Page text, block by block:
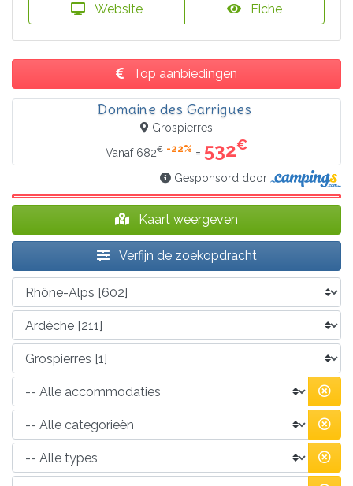
Website Fiche
Top aanbiedingen
Domaine des Garrigues
Grospierres
Vanaf682€ -22% = 532€
Gesponsord door
Kaart weergeven
Verfijn de zoekopdracht